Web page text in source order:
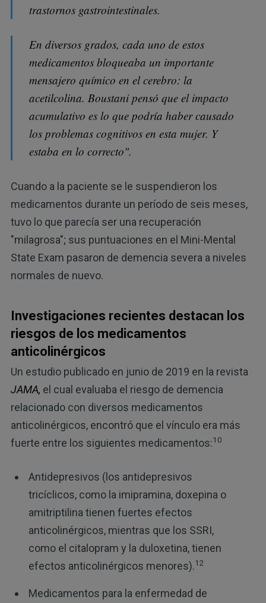
trastornos gastrointestinales.
En diversos grados, cada uno de estos
medicamentos bloqueaba un importante
mensajero químico en el cerebro: la
acetilcolina. Boustani pensó que el impacto
acumulativo es lo que podría haber causado
los problemas cognitivos en esta mujer. Y
estaba en lo correcto".
Cuando a la paciente se le suspendieron los
medicamentos durante un período de seis meses,
tuvo lo que parecía ser una recuperación
"milagrosa"; sus puntuaciones en el Mini-Mental
State Exam pasaron de demencia severa a niveles
normales de nuevo.
Investigaciones recientes destacan los
riesgos de los medicamentos
anticolinérgicos
Un estudio publicado en junio de 2019 en la revista
JAMA, el cual evaluaba el riesgo de demencia
relacionado con diversos medicamentos
anticolinérgicos, encontró que el vínculo era más
fuerte entre los siguientes medicamentos:10
Antidepresivos (los antidepresivos
tricíclicos, como la imipramina, doxepina o
amitriptilina tienen fuertes efectos
anticolinérgicos, mientras que los SSRI,
como el citalopram y la duloxetina, tienen
efectos anticolinérgicos menores).12
Medicamentos para la enfermedad de